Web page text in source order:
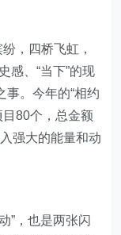
，四桥飞虹，
感、“当下”的现
事。今年的“相约
目80个，总金额
强大的能量和动
”，也是两张闪